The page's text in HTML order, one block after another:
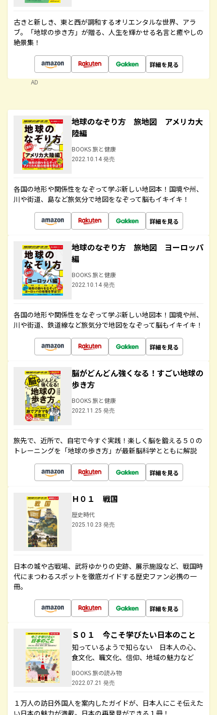
古きと新しき、東と西が調和するオリエンタルな世界、アラ
ブ。「地球の歩き方」が贈る、人生を輝かせる名言と癒やしの
絶景集！
詳細を見る
AD
地球のなぞり方 旅地図 アメリカ大
陸編
BOOKS 旅と健康
2022.10.14 発売
各国の地形や関係性をなぞって学ぶ新しい地図本！国境や州、
川や街道、島など旅気分で地図をなぞって脳もイキイキ！
詳細を見る
地球のなぞり方 旅地図 ヨーロッパ
編
BOOKS 旅と健康
2022.10.14 発売
各国の地形や関係性をなぞって学ぶ新しい地図本！国境や州、
川や街道、鉄道線など旅気分で地図をなぞって脳もイキイキ！
詳細を見る
脳がどんどん強くなる！すごい地球の
歩き方
BOOKS 旅と健康
2022.11.25 発売
旅先で、近所で、自宅で今すぐ実践！楽しく脳を鍛える５０の
トレーニングを「地球の歩き方」が最新脳科学とともに解説
詳細を見る
Ｈ０１ 戦国
歴史時代
2025.10.23 発売
日本の城や古戦場、武将ゆかりの史跡、展示施設など、戦国時
代にまつわるスポットを徹底ガイドする歴史ファン必携の一
冊。
詳細を見る
Ｓ０１ 今こそ学びたい日本のこと
知っているようで知らない 日本人の心、
食文化、職文化、信仰、地域の魅力など
BOOKS 旅の読み物
2022.07.21 発売
１万人の訪日外国人を案内したガイドが、日本人にこそ伝えた
い日本の魅力が満載。日本の再発見ができる１冊！